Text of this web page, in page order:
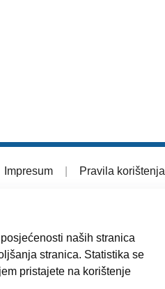
Impresum Pravila korištenja
naših stranica
stranica. Statistika se
pristajete na korištenje